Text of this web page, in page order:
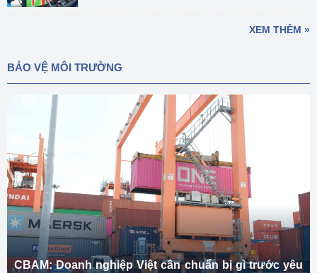
XEM THÊM »
BẢO VỆ MÔI TRƯỜNG
CBAM: Doanh nghiệp Việt cần chuẩn bị gì trước yêu